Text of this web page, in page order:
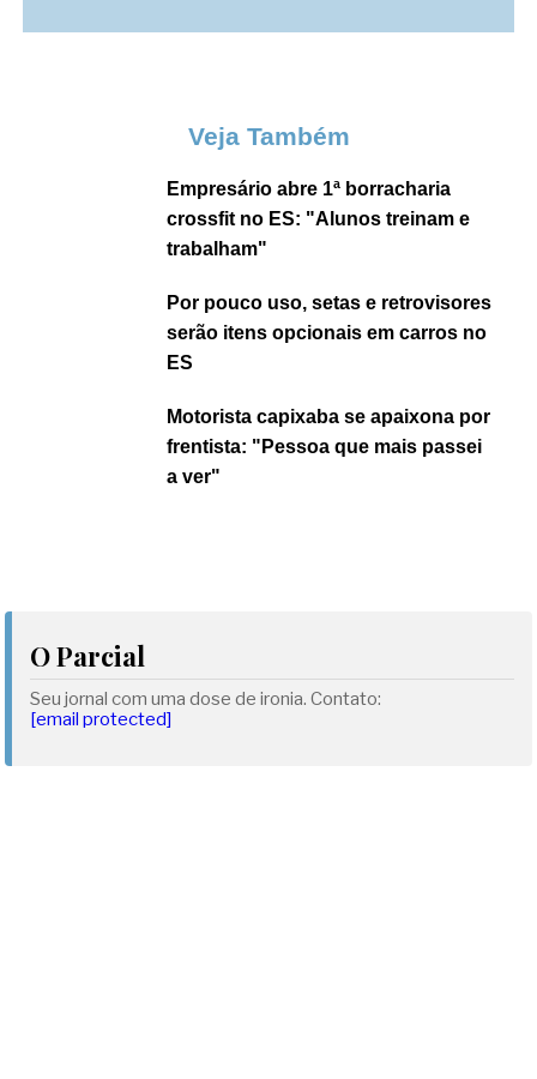
Veja Também
Empresário abre 1ª borracharia
crossfit no ES: "Alunos treinam e
trabalham"
Por pouco uso, setas e retrovisores
serão itens opcionais em carros no
ES
Motorista capixaba se apaixona por
frentista: "Pessoa que mais passei
a ver"
O Parcial
Seu jornal com uma dose de ironia. Contato:
[email protected]